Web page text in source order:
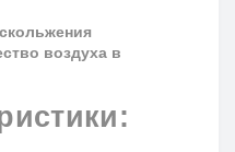
воздуха в